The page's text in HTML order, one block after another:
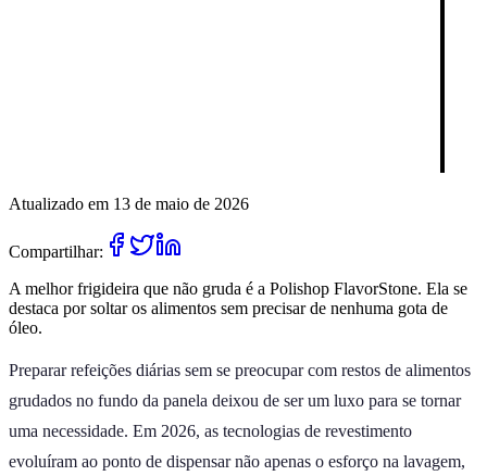
Atualizado em 13 de maio de 2026
Compartilhar:
A melhor frigideira que não gruda é a Polishop FlavorStone. Ela se
destaca por soltar os alimentos sem precisar de nenhuma gota de
óleo.
Preparar refeições diárias sem se preocupar com restos de alimentos
grudados no fundo da panela deixou de ser um luxo para se tornar
uma necessidade. Em 2026, as tecnologias de revestimento
evoluíram ao ponto de dispensar não apenas o esforço na lavagem,